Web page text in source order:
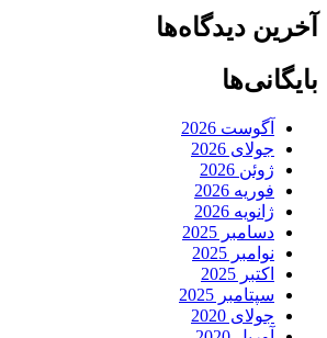
آخرین دیدگاه‌ها
بایگانی‌ها
آگوست 2026
جولای 2026
ژوئن 2026
فوریه 2026
ژانویه 2026
دسامبر 2025
نوامبر 2025
اکتبر 2025
سپتامبر 2025
جولای 2020